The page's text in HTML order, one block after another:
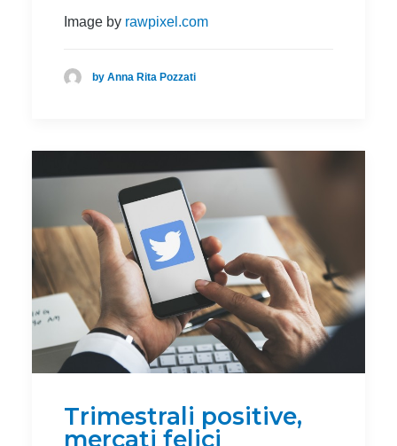
Image by rawpixel.com
by Anna Rita Pozzati
Trimestrali positive,
mercati felici